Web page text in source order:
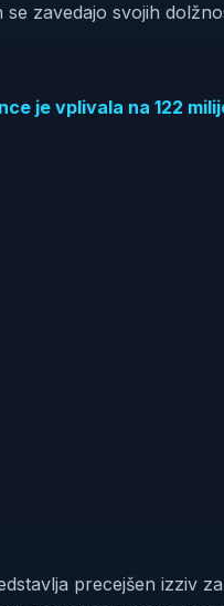
zavedajo svojih
je vplivala na 122
precejšen izziv